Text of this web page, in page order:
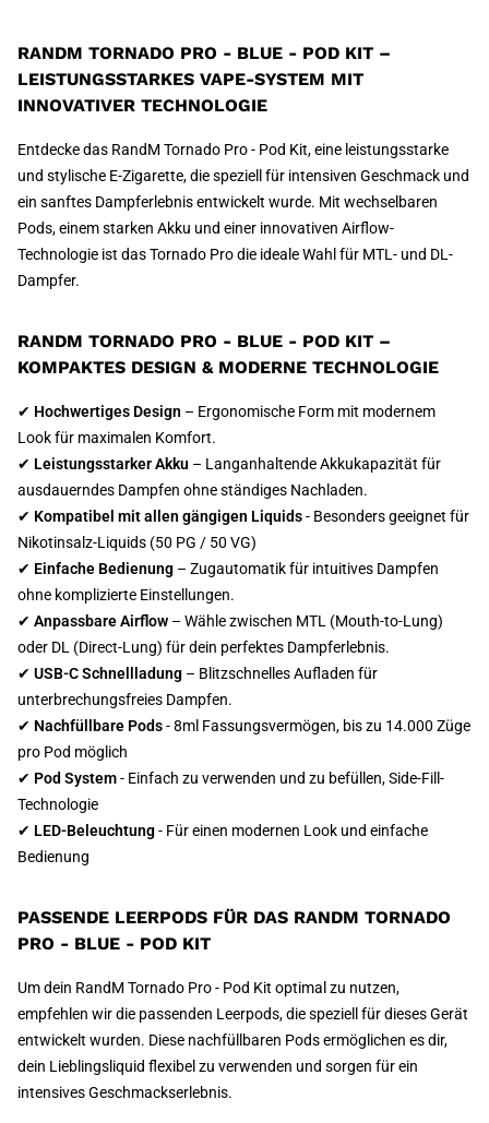
RANDM TORNADO PRO - BLUE - POD KIT –
LEISTUNGSSTARKES VAPE-SYSTEM MIT
INNOVATIVER TECHNOLOGIE
Entdecke das RandM Tornado Pro - Pod Kit, eine leistungsstarke
und stylische E-Zigarette, die speziell für intensiven Geschmack und
ein sanftes Dampferlebnis entwickelt wurde. Mit wechselbaren
Pods, einem starken Akku und einer innovativen Airflow-
Technologie ist das Tornado Pro die ideale Wahl für MTL- und DL-
Dampfer.
RANDM TORNADO PRO - BLUE - POD KIT –
KOMPAKTES DESIGN & MODERNE TECHNOLOGIE
✔ Hochwertiges Design – Ergonomische Form mit modernem
Look für maximalen Komfort.
✔ Leistungsstarker Akku – Langanhaltende Akkukapazität für
ausdauerndes Dampfen ohne ständiges Nachladen.
✔ Kompatibel mit allen gängigen Liquids- Besonders geeignet für
Nikotinsalz-Liquids (50 PG / 50 VG)
✔ Einfache Bedienung – Zugautomatik für intuitives Dampfen
ohne komplizierte Einstellungen.
✔ Anpassbare Airflow – Wähle zwischen MTL (Mouth-to-Lung)
oder DL (Direct-Lung) für dein perfektes Dampferlebnis.
✔ USB-C Schnellladung – Blitzschnelles Aufladen für
unterbrechungsfreies Dampfen.
✔ Nachfüllbare Pods- 8ml Fassungsvermögen, bis zu 14.000 Züge
pro Pod möglich
✔ Pod System- Einfach zu verwenden und zu befüllen, Side-Fill-
Technologie
✔ LED-Beleuchtung- Für einen modernen Look und einfache
Bedienung
PASSENDE LEERPODS FÜR DAS RANDM TORNADO
PRO - BLUE - POD KIT
Um dein RandM Tornado Pro - Pod Kit optimal zu nutzen,
empfehlen wir die passenden Leerpods, die speziell für dieses Gerät
entwickelt wurden. Diese nachfüllbaren Pods ermöglichen es dir,
dein Lieblingsliquid flexibel zu verwenden und sorgen für ein
intensives Geschmackserlebnis.